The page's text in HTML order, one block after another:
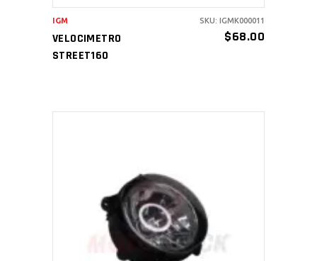
VELOCIMETRO
STREET160
$68.00
IGM SKU: IGMK000011
AÑADIR AL CARRITO